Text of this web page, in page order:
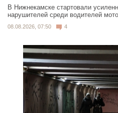
В Нижнекамске стартовали
нарушителей среди водителей
08.08.2026, 07:50 4